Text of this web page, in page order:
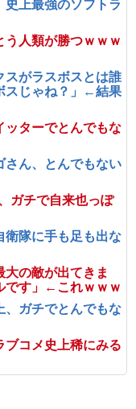
史上最強のソフトラ
う人類が勝つｗｗｗ
スがラスボスとは誰
スじゃね？」←結果
ッターでとんでもな
さん、とんでもない
ガチで自来也っぽ
衛隊に手も足も出な
大の敵が出てきま
です」←これｗｗｗ
、ガチでとんでもな
ブコメ史上稀にみる